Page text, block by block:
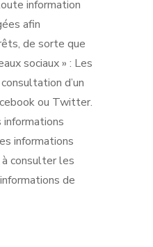
information
afin
de sorte que
sociaux » : Les
d’un
ou Twitter.
informations
informations
consulter les
de